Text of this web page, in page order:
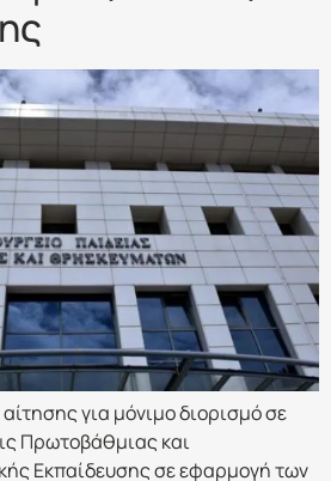
για μόνιμο διορισμό σε
Πρωτοβάθμιας και
Εκπαίδευσης σε εφαρμογή των